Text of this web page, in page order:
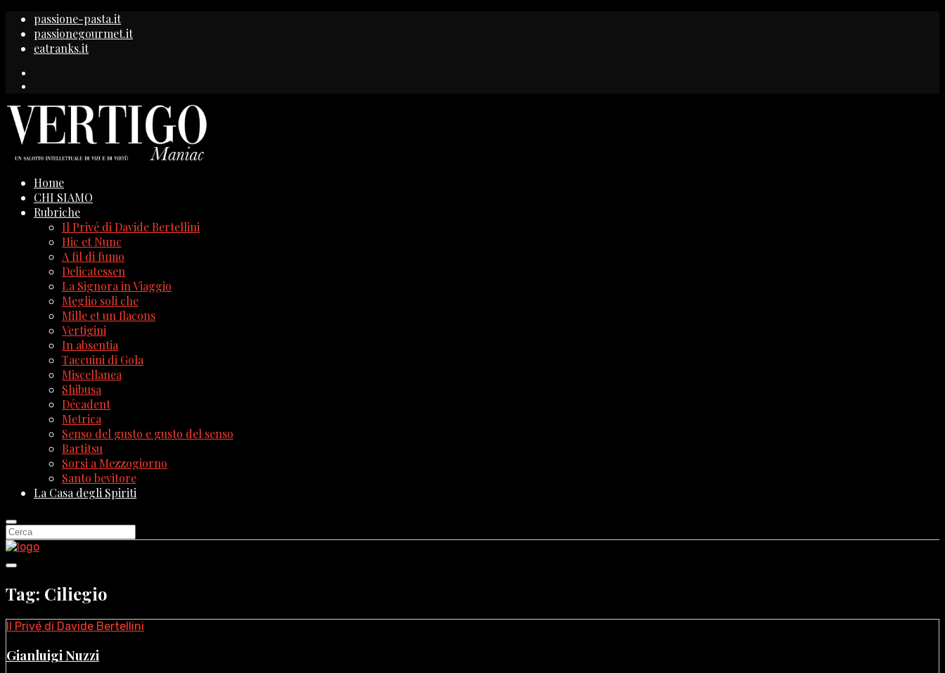
passione-pasta.it
passionegourmet.it
eatranks.it
Home
CHI SIAMO
Rubriche
Il Privé di Davide Bertellini
Hic et Nunc
A fil di fumo
Delicatessen
La Signora in Viaggio
Meglio soli che
Mille et un flacons
Vertigini
In absentia
Taccuini di Gola
Miscellanea
Shibusa
Décadent
Metrica
Senso del gusto e gusto del senso
Bartitsu
Sorsi a Mezzogiorno
Santo bevitore
La Casa degli Spiriti
Tag: Ciliegio
Il Privé di Davide Bertellini
Gianluigi Nuzzi